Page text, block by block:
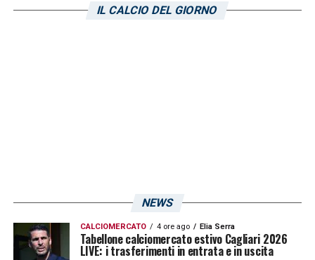
entusiasmo e determinazione. Prima il 4-1 in
IL CALCIO DEL GIORNO
NEWS
CALCIOMERCATO 4 ore ago Elia Serra
Tabellone calciomercato estivo Cagliari 2026
LIVE: i trasferimenti in entrata e in uscita